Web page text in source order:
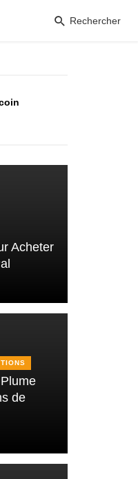
Rechercher
Acheter
de